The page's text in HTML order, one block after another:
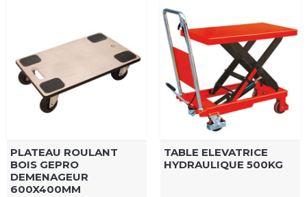
PLATEAU ROULANT
BOIS GEPRO
DEMENAGEUR
600X400MM
TABLE ELEVATRICE
HYDRAULIQUE 500KG